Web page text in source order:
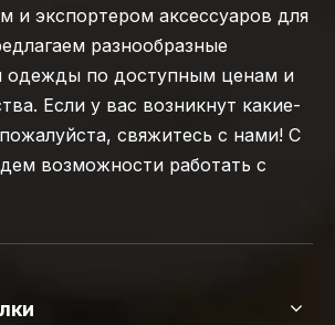
и экспортером аксессуаров для
разнообразные
одежды по доступным ценам и
Если у вас возникнут какие-
свяжитесь с нами! С
возможности работать с